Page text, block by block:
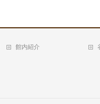
館内紹介